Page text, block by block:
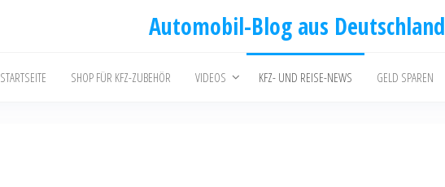
Automobil-Blog aus Deutschland
STARTSEITE SHOP FÜR KFZ-ZUBEHÖR VIDEOS KFZ- UND REISE-NEWS GELD SPAREN